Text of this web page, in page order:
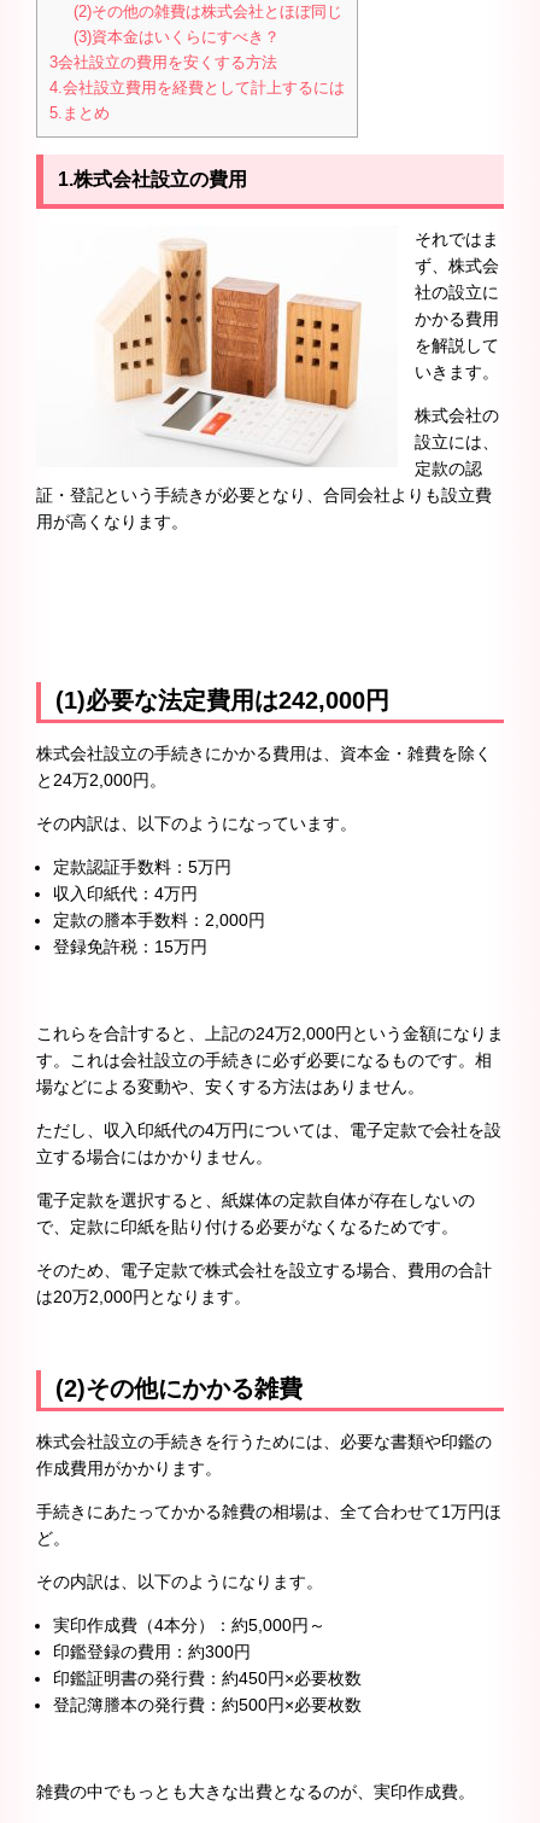
(2)その他の雑費は株式会社とほぼ同じ
(3)資本金はいくらにすべき？
3会社設立の費用を安くする方法
4.会社設立費用を経費として計上するには
5.まとめ
1.株式会社設立の費用
それではま
ず、株式会
社の設立に
かかる費用
を解説して
いきます。
株式会社の
設立には、
定款の認
証・登記という手続きが必要となり、合同会社よりも設立費
用が高くなります。
(1)必要な法定費用は242,000円
株式会社設立の手続きにかかる費用は、資本金・雑費を除く
と24万2,000円。
その内訳は、以下のようになっています。
定款認証手数料：5万円
収入印紙代：4万円
定款の謄本手数料：2,000円
登録免許税：15万円
これらを合計すると、上記の24万2,000円という金額になりま
す。これは会社設立の手続きに必ず必要になるものです。相
場などによる変動や、安くする方法はありません。
ただし、収入印紙代の4万円については、電子定款で会社を設
立する場合にはかかりません。
電子定款を選択すると、紙媒体の定款自体が存在しないの
で、定款に印紙を貼り付ける必要がなくなるためです。
そのため、電子定款で株式会社を設立する場合、費用の合計
は20万2,000円となります。
(2)その他にかかる雑費
株式会社設立の手続きを行うためには、必要な書類や印鑑の
作成費用がかかります。
手続きにあたってかかる雑費の相場は、全て合わせて1万円ほ
ど。
その内訳は、以下のようになります。
実印作成費（4本分）：約5,000円～
印鑑登録の費用：約300円
印鑑証明書の発行費：約450円×必要枚数
登記簿謄本の発行費：約500円×必要枚数
雑費の中でもっとも大きな出費となるのが、実印作成費。